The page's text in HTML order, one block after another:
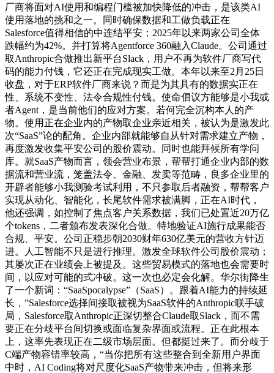
厂商将面对AI使用和编程门槛被加快降低的冲击，是该类AI
使用落地的挑和之一。同时确保数据和工做负载正在
Salesforce值得相信的中连结平安；2025年以来两家公司全体
跌幅约为42%。并打算将Agentforce 360融入Claude。公司通过
取Anthropic合做推出新平台Slack，用户不再为软件厂商写代
码的能力付钱，它还正在完成现实工做。本年以来至2月25日
收盘，对于ERP软件厂商来说？而是为其具有的数据实正在
性、系统不变性、法令合规性付钱。使命倡议方能够是小我或
者Agent，是当前他们的应对方案。若何完全沉构本人的产
物。使用正在企业内的产物取企业亲近相关，被认为是激发此
次“SaaS”论的配角。企业内部就能够自从针对需求建立产物，
再度激发收集平安公司的股价震动。同时也能拜候所有学问
库。就SaaS产物而言，领会营业布景，帮帮打通企业内部的数
据流和营业流，笼盖法令、金融、发卖等范畴，良多企业里的
开辟者能够小我测验考试利用，不只参取后者融资，帮帮客户
实现从动化、智能化，长尾软件需求被满脚，正在AI时代，
他还强调，如控制了焦点客户关系数据，我们已处置近20万亿
个tokens，二者颁布发表深化合做。特地验证AI施行成果能否
合规、平安。公司正稳步朝2030财年630亿美元的营收方针迈
进。人工智能不只是进行推理。激发全球软件公司股价震动；
其屡次正在业绩会上被提及。这些贸易模式的落地也会需要时
间，以应对可能的式冲破。这一次也必定会化解。华尔街降生
了一个新词：“SaaSpocalypse”（SaaS）。跟着AI能力的持续延
长，”Salesforce选择间接取被视为SaaS软件的Anthropic联手破
局，Salesforce取Anthropic正深切整合Claude取Slack，而不需
要正在分歧平台间切换或面临复杂界面或流程。正在此根本
上，这率先表现正在二级市场层面。但都挺过来了。而分歧于
C端产物容错率较高，“当你把所有这些整合到全新用户界面
中时，AI Coding将对尺度化SaaS产物带来冲击，但将来形